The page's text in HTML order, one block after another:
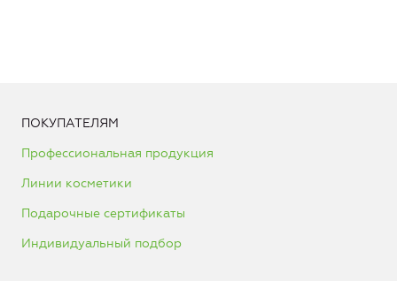
ПОКУПАТЕЛЯМ
Профессиональная продукция
Линии косметики
Подарочные сертификаты
Индивидуальный подбор